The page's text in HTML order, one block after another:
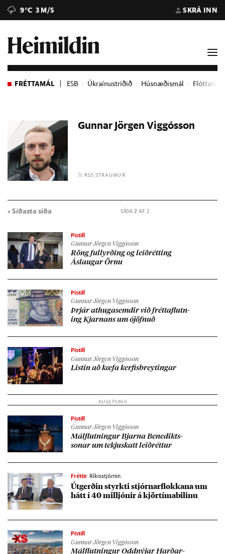
9°C 3 M/S SKRÁ INN
FRÉTTAMÁL ESB Úkraínustríðið Húsnæðismál
Gunnar Jörgen Viggósson
RSS STRAUMUR
« Síðasta síða SÍÐA 2 AF 2
Pistill
Gunnar Jörgen Viggósson
Röng full­yrð­ing og leið­rétt­ing
Áslaug­ar Örnu
Pistill
Gunnar Jörgen Viggósson
Þrjár at­huga­semd­ir við frétta­flutn­
ing Kjarn­ans um ójöfn­uð
Pistill
Gunnar Jörgen Viggósson
List­in að kæfa kerf­is­breyt­ing­ar
Pistill
Gunnar Jörgen Viggósson
Mál­flutn­ing­ur Bjarna Bene­dikts­
son­ar um tekju­skatt leið­rétt­ur
Fréttir Ríkisstjórnin
Út­gerð­in styrkti stjórn­ar­flokk­ana um
hátt í 40 millj­ón­ir á kjör­tíma­bil­inu
Pistill
Gunnar Jörgen Viggósson
Mál­flutn­ing­ur Odd­nýj­ar Harð­ar­